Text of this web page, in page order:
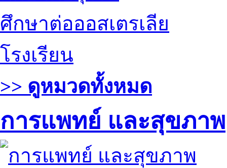
ศึกษาต่อออสเตรเลีย
โรงเรียน
>> ดูหมวดทั้งหมด
การแพทย์ และสุขภาพ